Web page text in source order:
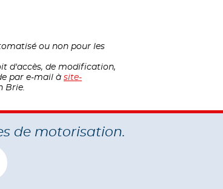
ou non pour les
d'accès, de modification,
par e-mail à site-
Brie.
de motorisation.